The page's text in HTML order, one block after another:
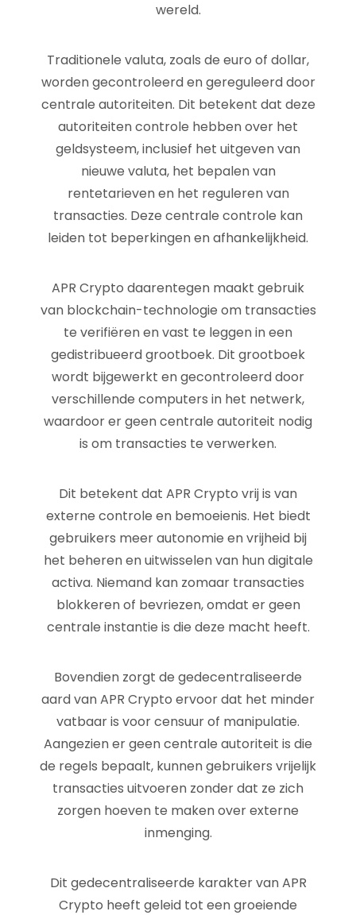
wereld.
Traditionele valuta, zoals de euro of dollar,
worden gecontroleerd en gereguleerd door
centrale autoriteiten. Dit betekent dat deze
autoriteiten controle hebben over het
geldsysteem, inclusief het uitgeven van
nieuwe valuta, het bepalen van
rentetarieven en het reguleren van
transacties. Deze centrale controle kan
leiden tot beperkingen en afhankelijkheid.
APR Crypto daarentegen maakt gebruik
van blockchain-technologie om transacties
te verifiëren en vast te leggen in een
gedistribueerd grootboek. Dit grootboek
wordt bijgewerkt en gecontroleerd door
verschillende computers in het netwerk,
waardoor er geen centrale autoriteit nodig
is om transacties te verwerken.
Dit betekent dat APR Crypto vrij is van
externe controle en bemoeienis. Het biedt
gebruikers meer autonomie en vrijheid bij
het beheren en uitwisselen van hun digitale
activa. Niemand kan zomaar transacties
blokkeren of bevriezen, omdat er geen
centrale instantie is die deze macht heeft.
Bovendien zorgt de gedecentraliseerde
aard van APR Crypto ervoor dat het minder
vatbaar is voor censuur of manipulatie.
Aangezien er geen centrale autoriteit is die
de regels bepaalt, kunnen gebruikers vrijelijk
transacties uitvoeren zonder dat ze zich
zorgen hoeven te maken over externe
inmenging.
Dit gedecentraliseerde karakter van APR
Crypto heeft geleid tot een groeiende